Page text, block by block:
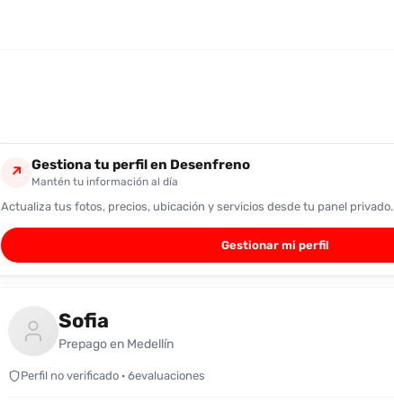
↗ Gestiona tu perfil en Desenfreno
Mantén tu información al día
Actualiza tus fotos, precios, ubicación y servicios desde tu panel privado.
Gestionar mi perfil
Sofia
Prepago en Medellín
Perfil no verificado · 6evaluaciones